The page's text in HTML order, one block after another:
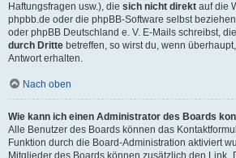
Haftungsfragen usw.), die sich nicht direkt auf die
phpbb.de oder die phpBB-Software selbst
oder phpBB Deutschland e. V. E-Mails schreibst,
durch Dritte betreffen, so wirst du, wenn
Antwort erhalten.
Nach oben
Wie kann ich einen Administrator des Boards
Alle Benutzer des Boards können das
Funktion durch die Board-Administration aktiviert
Mitglieder des Boards können zusätzlich den Link